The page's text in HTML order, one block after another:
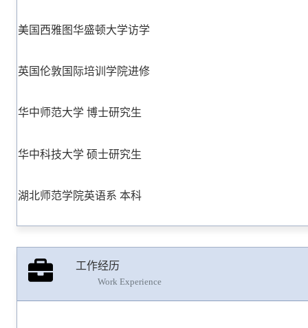
美国西雅图华盛顿大学访学
英国伦敦国际培训学院进修
华中师范大学 博士研究生
华中科技大学 硕士研究生
湖北师范学院英语系 本科
工作经历
Work Experience